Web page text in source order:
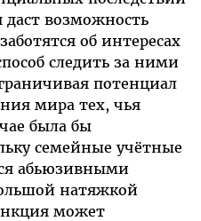
даст возможность
об интересах
следить за ними
потенциал
мира тех, чья
была бы
семейные учётные
абьюзивными
натяжкой
может